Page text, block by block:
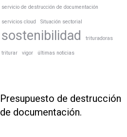
servicio de destrucción de documentación
servicios cloud Situación sectorial
sostenibilidad trituradoras
triturar vigor últimas noticias
Presupuesto de destrucción
de documentación.